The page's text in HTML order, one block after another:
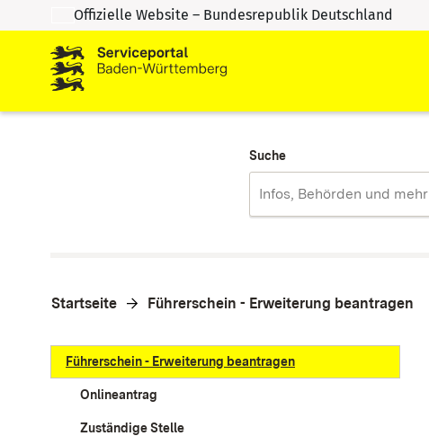
Zum Inhalt springen
Zur Suche springen
Offizielle Website – Bundesrepublik Deutschland
Suche
Startseite Führerschein - Erweiterung beantragen
Führerschein - Erweiterung beantragen
Onlineantrag
Zuständige Stelle